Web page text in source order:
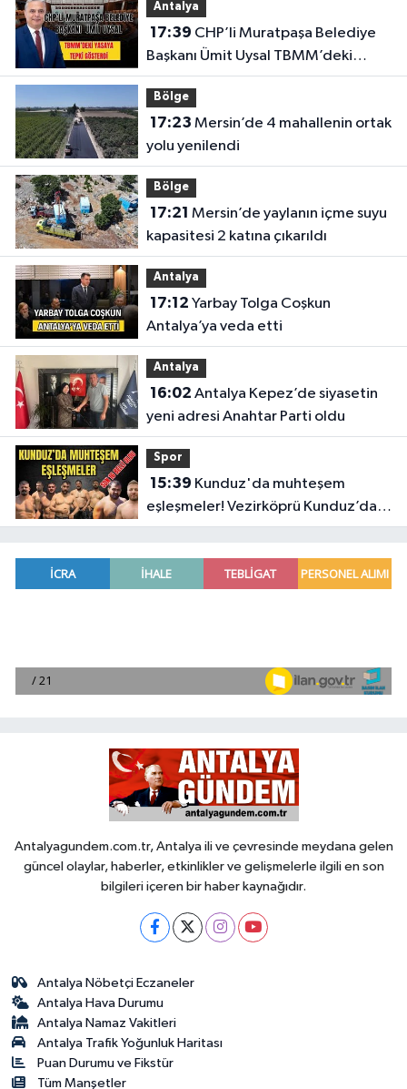
Antalya
17:39
Başkanı Ümit Uysal TBMM’deki
yasaya tepki gösterdi
Bölge
17:23
yolu yenilendi
Bölge
17:21
kapasitesi 2 katına çıkarıldı
Antalya
17:12
Antalya’ya veda etti
Antalya
16:02
yeni adresi Anahtar Parti oldu
Spor
15:39
eşleşmeler! Vezirköprü Kunduz’da
nefesler tutuldu, son 16 belli oldu
Antalyagundem.com.tr, Antalya ili ve çevresinde meydana gelen
güncel olaylar, haberler, etkinlikler ve gelişmelerle ilgili en son
bilgileri içeren bir haber kaynağıdır.
Antalya Nöbetçi Eczaneler
Antalya Hava Durumu
Antalya Namaz Vakitleri
Antalya Trafik Yoğunluk Haritası
Puan Durumu ve Fikstür
Tüm Manşetler